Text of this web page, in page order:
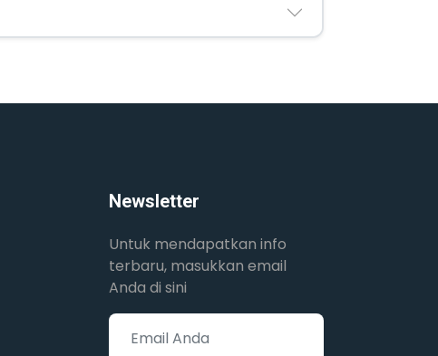
Newsletter
Untuk mendapatkan info
terbaru, masukkan email
Anda di sini